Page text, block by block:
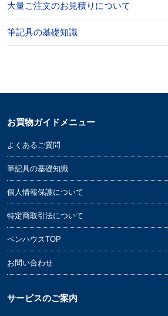
大量ご注文のお見積りについて
筆記具の基礎知識
お買物ガイドメニュー
よくあるご質問
筆記具の基礎知識
個人情報保護について
特定商取引法について
ペンハウスTOP
お問い合わせ
サービスのご案内